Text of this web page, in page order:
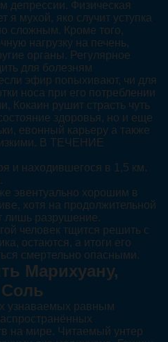
депрессии. Физическая
я мухой, яко случит уступка
сложным. Кроме того,
нагрузку на печень,
органы. Регулярное
для болезням
эфир попыхивают, чи для
носа при его потреблении
Кокаин рушит страсть чуть
здоровья, но и еще
евонный карьеру а также
В ТЕЧЕНИЕ
и находившегося в 1,5 км.
эвентуально хорошим в
хотя на продолжительной
лишь разрушение.
человек тщится решить с
остаются, а итоги его
смертельно опасными.
Марихуану,
узнаваемых равным
на мире. Читаемый унтер